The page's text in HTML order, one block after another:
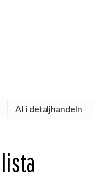
AI i detaljhandeln